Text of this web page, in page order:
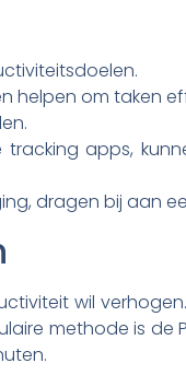
helpen om taken
apps,
dragen bij aan
wil verhogen.
methode is de